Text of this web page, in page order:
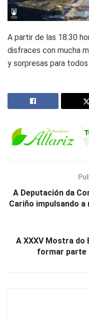
A partir de las 18:30
disfraces con mucha
y sorpresas para
A Deputación da
Cariño impulsando
A XXXV Mostra do
formar parte